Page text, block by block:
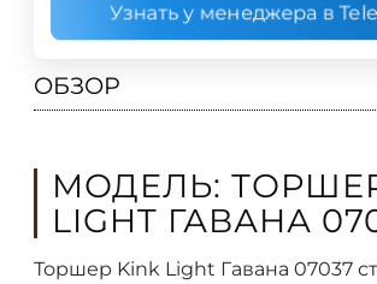
Узнать у менеджера в
ОБЗОР
МОДЕЛЬ:
LIGHT ГАВАНА
Торшер Kink Light Гавана 07037